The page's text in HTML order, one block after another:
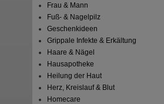
Frau & Mann
Fuß- & Nagelpilz
Geschenkideen
Grippale Infekte & Erkältung
Haare & Nägel
Hausapotheke
Heilung der Haut
Herz, Kreislauf & Blut
Homecare